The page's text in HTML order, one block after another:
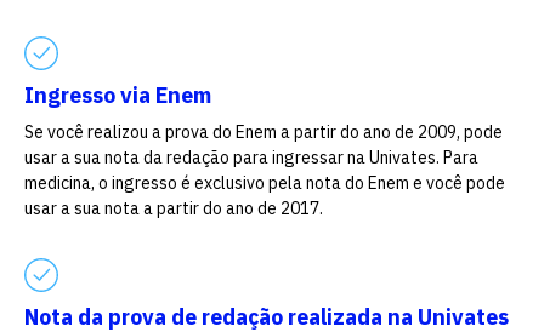
Ingresso via Enem
Se você realizou a prova do Enem a partir do ano de 2009, pode
usar a sua nota da redação para ingressar na Univates. Para
medicina, o ingresso é exclusivo pela nota do Enem e você pode
usar a sua nota a partir do ano de 2017.
Nota da prova de redação realizada na Univates